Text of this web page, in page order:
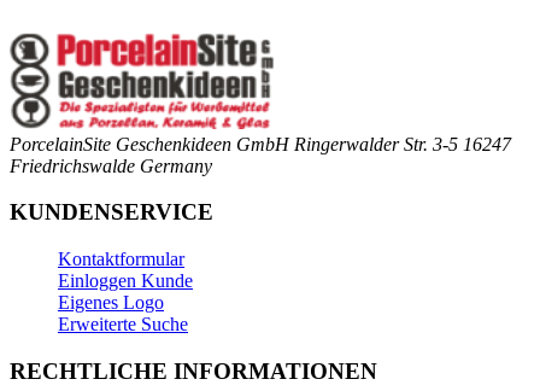
PorcelainSite Geschenkideen GmbH Ringerwalder Str. 3-5 16247
Friedrichswalde Germany
KUNDENSERVICE
Kontaktformular
Einloggen Kunde
Eigenes Logo
Erweiterte Suche
RECHTLICHE INFORMATIONEN